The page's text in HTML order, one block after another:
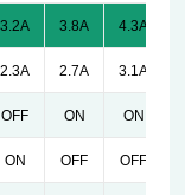
3.2A 3.8A 4.3A
2.3A 2.7A 3.1A
OFF ON ON
ON OFF OFF